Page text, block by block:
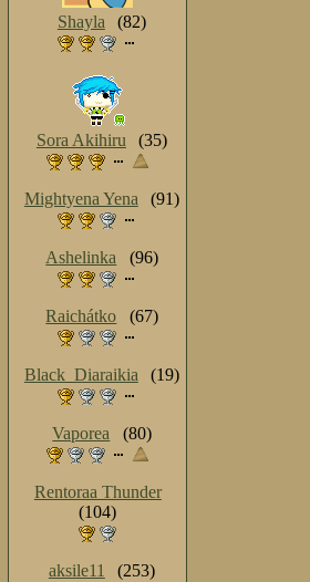
Shayla (82)
Sora Akihiru (35)
Mightyena Yena (91)
Ashelinka (96)
Raichátko (67)
Black_Diaraikia (19)
Vaporea (80)
Rentoraa Thunder
(104)
aksile11 (253)